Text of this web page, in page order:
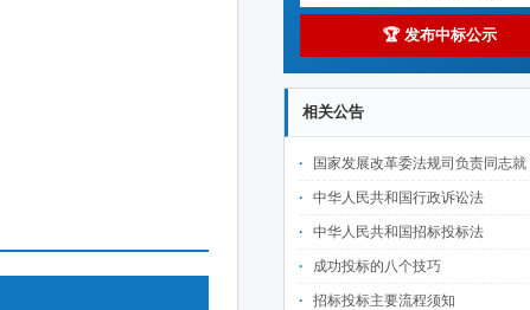
🏆 发布中标公示
相关公告
国家发展改革委法规司负责同志就《国家发展改革委等部门关于完善招标投标交易担保制度进一步降低招标投标交易成本
中华人民共和国行政诉讼法
中华人民共和国招标投标法
成功投标的八个技巧
招标投标主要流程须知